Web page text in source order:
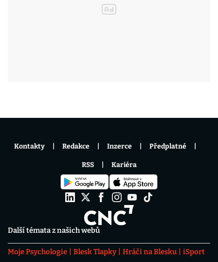
Další témata z našich webů
Moje Psychologie Blesk Tlapky Hráči na Blesku
iSport
Kontakty Redakce Inzerce Předplatné
RSS Kariéra